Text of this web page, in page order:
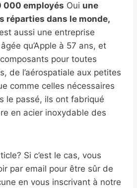
000 employés Oui une
réparties dans le monde,
aussi une entreprise
qu’Apple à 57 ans, et
pour toutes
de l’aérospatiale aux petites
comme celles nécessaires
le passé, ils ont fabriqué
en acier inoxydable des
Si c’est le cas, vous
par email pour être sûr de
en vous inscrivant à notre